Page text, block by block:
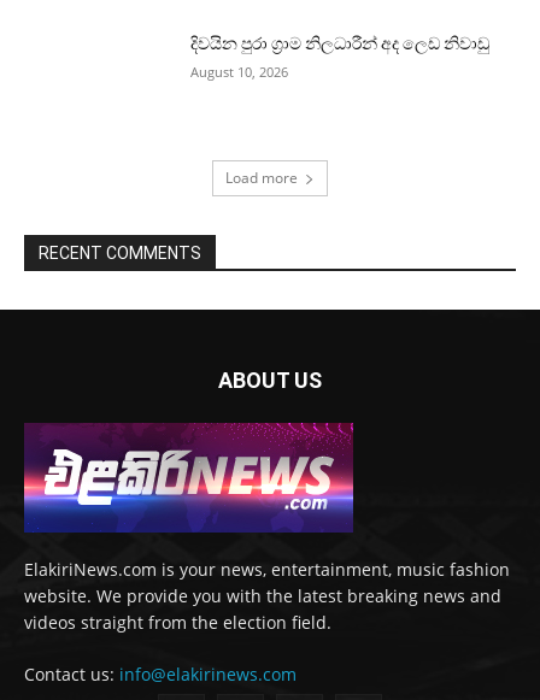
දිවයින පුරා ග්‍රාම නිලධාරීන් අද ලෙඩ නිවාඩු
August 10, 2026
Load more
RECENT COMMENTS
ABOUT US
ElakiriNews.com is your news, entertainment, music fashion
website. We provide you with the latest breaking news and
videos straight from the election field.
Contact us: info@elakirinews.com